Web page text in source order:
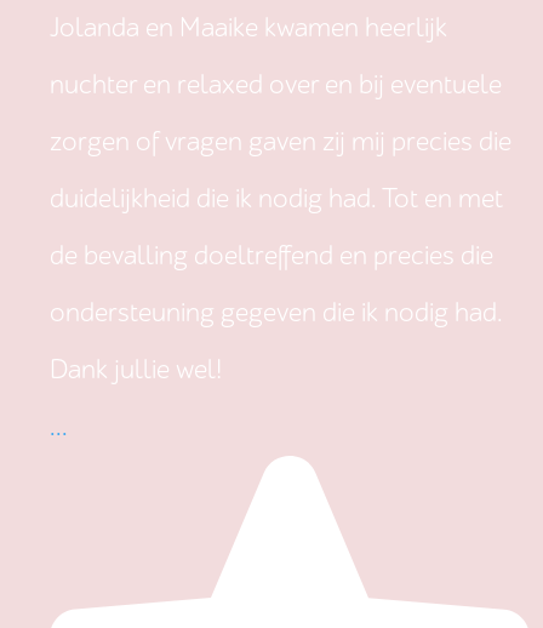
Jolanda en Maaike kwamen heerlijk
nuchter en relaxed over en bij eventuele
zorgen of vragen gaven zij mij precies die
duidelijkheid die ik nodig had. Tot en met
de bevalling doeltreffend en precies die
ondersteuning gegeven die ik nodig had.
Dank jullie wel!
...